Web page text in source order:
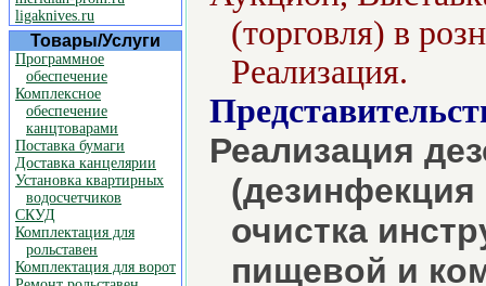
ligaknives.ru
Товары/Услуги
Программное
обеспечение
Комплексное
обеспечение
канцтоварами
Поставка бумаги
Доставка канцелярии
Установка квартирных
водосчетчиков
СКУД
Комплектация для
рольставен
Комплектация для ворот
(торговля) в
Реализация.
Реализация
(дезинфекция
очистка
пищевой и